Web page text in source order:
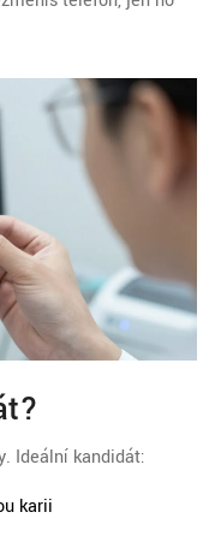
Ideální kandidát:
karii